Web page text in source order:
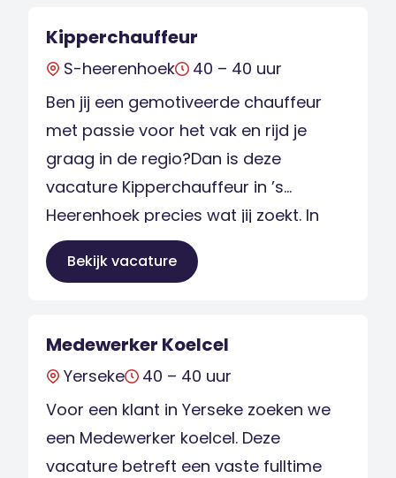
sloopprojecten waar vakmanschap,
veiligheid en teamworkcentraal staan.
Als Kraanmachinist Sloopwerken
bedien je diverse long […]
Kipperchauffeur
S-heerenhoek
40 – 40 uur
Ben jij een gemotiveerde chauffeur
met passie voor het vak en rijd je
graag in de regio?Dan is deze
vacature Kipperchauffeur in ’s
Heerenhoek precies wat jij zoekt. In
dezerol ben jij een belangrijke schakel
in de logistieke keten en zorg je ervoor
Kipperchauffeur […]
Bekijk vacature
Medewerker Koelcel
Yerseke
40 – 40 uur
Voor een klant in Yerseke zoeken we
een Medewerker koelcel. Deze
vacature betreft een vaste fulltime